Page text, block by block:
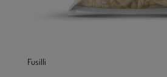
Fusilli